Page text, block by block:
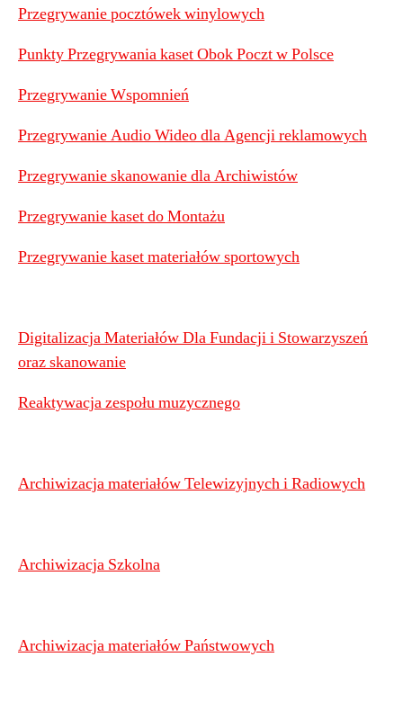
Przegrywanie pocztówek winylowych
Punkty Przegrywania kaset Obok Poczt w Polsce
Przegrywanie Wspomnień
Przegrywanie Audio Wideo dla Agencji reklamowych
Przegrywanie skanowanie dla Archiwistów
Przegrywanie kaset do Montażu
Przegrywanie kaset materiałów sportowych
Digitalizacja Materiałów Dla Fundacji i Stowarzyszeń
oraz skanowanie
Reaktywacja zespołu muzycznego
Archiwizacja materiałów Telewizyjnych i Radiowych
Archiwizacja Szkolna
Archiwizacja materiałów Państwowych